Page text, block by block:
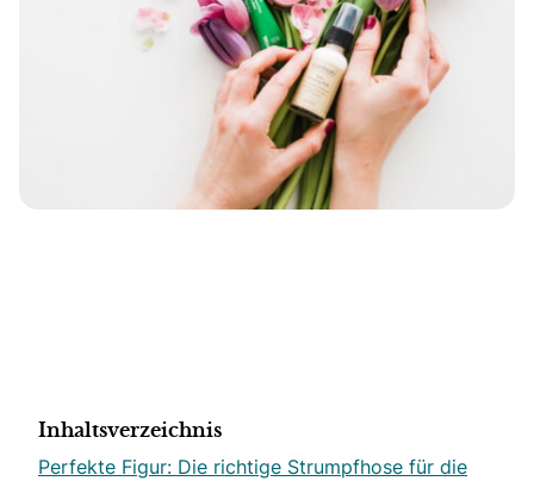
Inhaltsverzeichnis
Perfekte Figur: Die richtige Strumpfhose für die